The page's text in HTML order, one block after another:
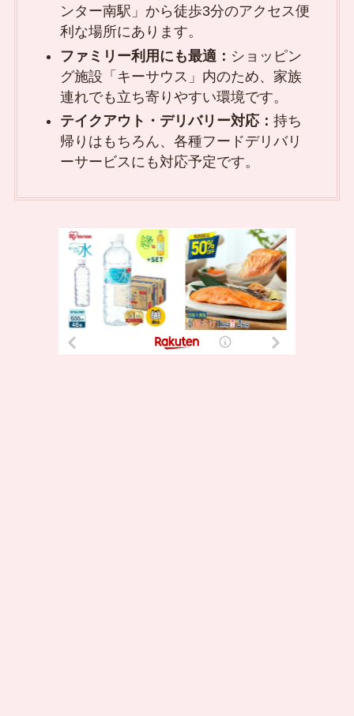
ンター南駅」から徒歩3分のアクセス便
利な場所にあります。
ファミリー利用にも最適： ショッピン
グ施設「キーサウス」内のため、家族
連れでも立ち寄りやすい環境です。
テイクアウト・デリバリー対応： 持ち
帰りはもちろん、各種フードデリバリ
ーサービスにも対応予定です。